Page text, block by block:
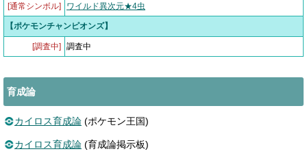
[通常シンボル] ワイルド異次元★4虫
【ポケモンチャンピオンズ】
[調査中] 調査中
育成論
カイロス育成論 (ポケモン王国)
カイロス育成論 (育成論掲示板)